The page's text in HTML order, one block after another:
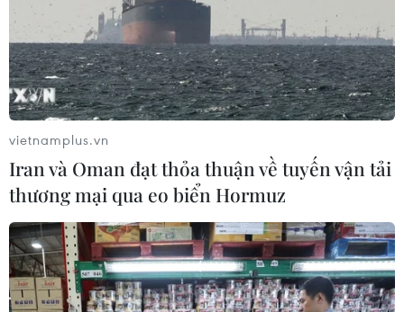
19/11/2016 11:09
Lực lượng chức năng đã phát hiện, tổ chức vây bắt 14
tàu cùng nhiều đối tượng đang hoạt động khai thác và
vận chuyển cát trái phép tại tuyến sông Hồng, địa bàn
Hà Nội.
vietnamplus.vn
Iran và Oman đạt thỏa thuận về tuyến vận tải
thương mại qua eo biển Hormuz